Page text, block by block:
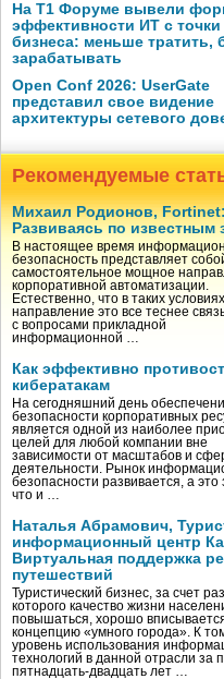
На Т1 Форуме вывели
эффективности ИТ с точки
бизнеса: меньше тратить,
зарабатывать
Open Conf 2026: UserGate
представил свое видение
архитектуры сетевого
Рекомендуемые
Михаил Родионов,
Развиваясь по известным
В настоящее время
безопасность представляет
самостоятельное мощное
корпоративной автоматизации.
Естественно, что в таких условиях
направление это все теснее
с вопросами прикладной
информационной …
Как эффективно
кибератакам
На сегодняшний день
безопасности корпоративных
является одной из наиболее
целей для любой компании вне
зависимости от масштабов и
деятельности. Рынок
безопасности развивается, а это
что и …
Наталья Абрамович,
информационный центр
Виртуальная поддержка
путешествий
Туристический бизнес, за счет
которого качество жизни
повышаться, хорошо
концепцию «умного города». К
уровень использования
технологий в данной отрасли за
пятнадцать-двадцать лет …